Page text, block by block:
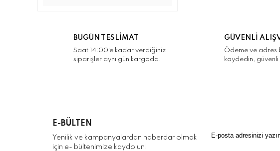
BUGÜN TESLİMAT
Saat 14:00'e kadar verdiğiniz
siparişler aynı gün kargoda.
GÜVENLİ
Ödeme ve adres
kaydedin, güvenli
E-BÜLTEN
Yenilik ve kampanyalardan haberdar olmak
için e- bültenimize kaydolun!